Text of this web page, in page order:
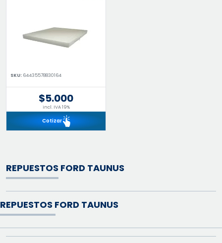
SKU: 64435578830164
$5.000
incl. IVA 19%
Cotizar
REPUESTOS FORD TAUNUS
REPUESTOS FORD TAUNUS